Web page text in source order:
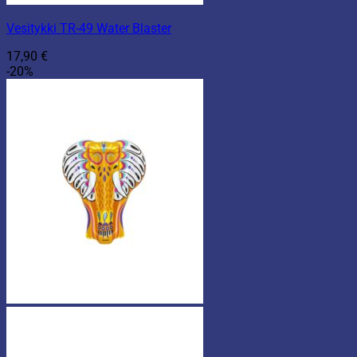
Vesitykki TR-49 Water Blaster
17,90 €
-20%